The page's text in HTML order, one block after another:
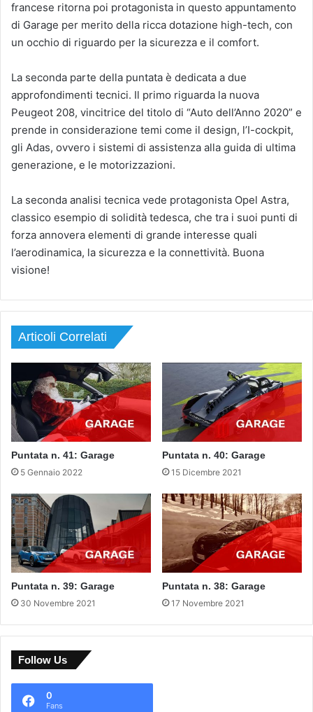
francese ritorna poi protagonista in questo appuntamento
di Garage per merito della ricca dotazione high-tech, con
un occhio di riguardo per la sicurezza e il comfort.
La seconda parte della puntata è dedicata a due
approfondimenti tecnici. Il primo riguarda la nuova
Peugeot 208, vincitrice del titolo di “Auto dell’Anno 2020” e
prende in considerazione temi come il design, l’I-cockpit,
gli Adas, ovvero i sistemi di assistenza alla guida di ultima
generazione, e le motorizzazioni.
La seconda analisi tecnica vede protagonista Opel Astra,
classico esempio di solidità tedesca, che tra i suoi punti di
forza annovera elementi di grande interesse quali
l’aerodinamica, la sicurezza e la connettività. Buona
visione!
Articoli Correlati
Puntata n. 41: Garage
5 Gennaio 2022
Puntata n. 40: Garage
15 Dicembre 2021
Puntata n. 39: Garage
30 Novembre 2021
Puntata n. 38: Garage
17 Novembre 2021
Follow Us
0
Fans